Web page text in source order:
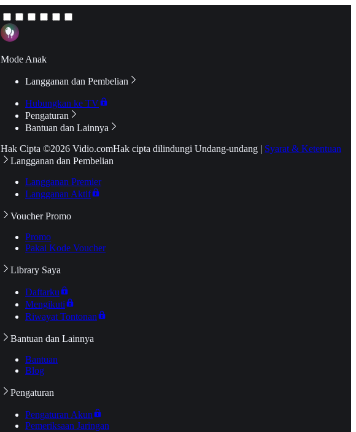
Mode Anak
Langganan dan Pembelian
Hubungkan ke TV
Pengaturan
Bantuan dan Lainnya
Hak Cipta ©2026 Vidio.comHak cipta dilindungi Undang-undang | Syarat & Ketentuan
Langganan dan Pembelian
Langganan Premier
Langganan Aktif
Voucher Promo
Promo
Pakai Kode Voucher
Library Saya
Daftarku
Mengikuti
Riwayat Tontonan
Bantuan dan Lainnya
Bantuan
Blog
Pengaturan
Pengaturan Akun
Pemeriksaan Jaringan